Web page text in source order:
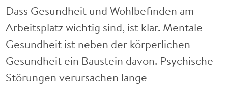
Dass Gesundheit und Wohlbefinden am
Arbeitsplatz wichtig sind, ist klar. Mentale
Gesundheit ist neben der körperlichen
Gesundheit ein Baustein davon. Psychische
Störungen verursachen lange